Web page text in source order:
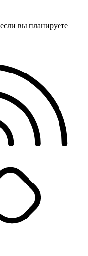
вы планируете